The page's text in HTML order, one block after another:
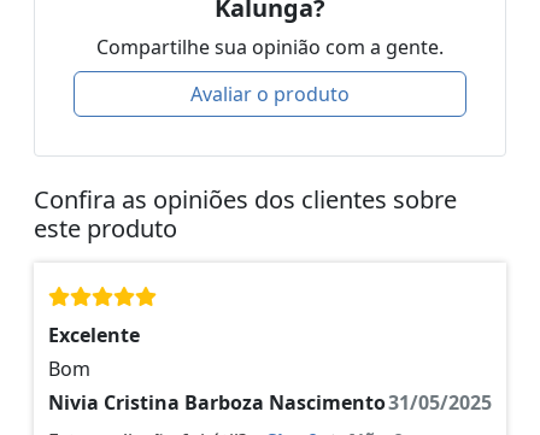
Kalunga?
Compartilhe sua opinião com a gente.
Avaliar o produto
Confira as opiniões dos clientes sobre
este produto
Excelente
Bom
Nivia Cristina Barboza Nascimento31/05/2025